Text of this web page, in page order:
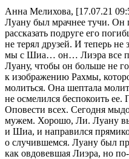
Анна Mелихова, [17.07.21
Луану был мрачнее тучи. Он
рассказать подруге его
не терял друзей. И теперь не
мы с Шиа… он… Лиэра все
Луану, чтобы он больше не
к изображению Рахмы,
молиться. Она шептала
не осмелился беспокоить ее.
Оповести всех. Сегодня
мужем. Хорошо, Ли. Луану
и Шиа, и направился
о случившемся. Луану был
как овдовевшая Лиэра, но